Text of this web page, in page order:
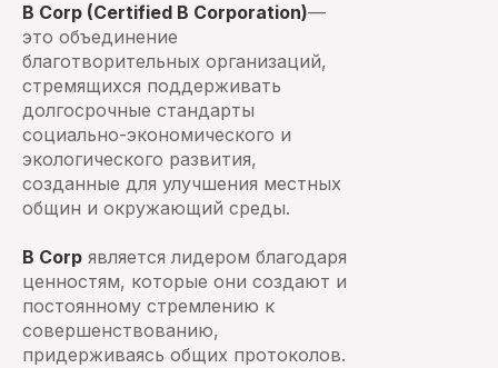
B Corp (Certified B Corporation)—
это объединение
благотворительных организаций,
стремящихся поддерживать
долгосрочные стандарты
социально-экономического и
экологического развития,
созданные для улучшения местных
общин и окружающий среды.
B Corp является лидером благодаря
ценностям, которые они создают и
постоянному стремлению к
совершенствованию,
придерживаясь общих протоколов.